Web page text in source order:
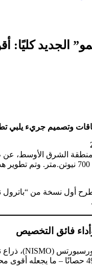
الجديد كليًا:
تاريخ نيسان، بقوة 495 حصانًا
أول نسخة من “باترول
فائق التخصيص